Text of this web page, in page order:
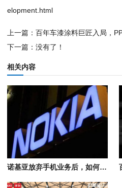
elopment.html
上一篇： 百年车漆涂料巨匠入局，PPG
下一篇：没有了！
相关内容
诺基亚放弃手机业务后，如何在B端业务逆袭成全球第二大通信设备商